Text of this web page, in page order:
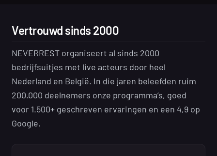
Vertrouwd sinds 2000
NEVERREST organiseert al sinds 2000
bedrijfsuitjes met live acteurs door heel
Nederland en België. In die jaren beleefden ruim
200.000 deelnemers onze programma’s, goed
voor 1.500+ geschreven ervaringen en een 4,9 op
Google.